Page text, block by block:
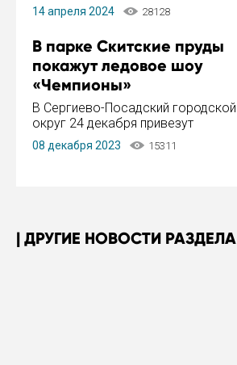
завершится в конце августа.
Период отключения составит не
14 апреля 2024 28128
В парке Скитские пруды
покажут ледовое шоу
«Чемпионы»
В Сергиево-Посадский городской
округ 24 декабря привезут
ледовый тур «Чемпионы»
заслуженного мастера спорта,
08 декабря 2023 15311
ДРУГИЕ НОВОСТИ РАЗДЕЛА